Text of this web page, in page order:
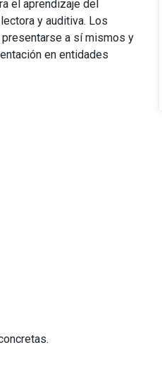
el aprendizaje del
y auditiva. Los
a sí mismos y
en entidades